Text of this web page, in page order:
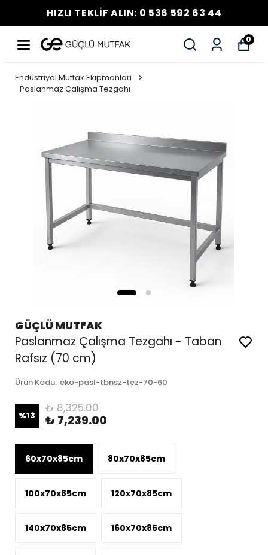
HIZLI TEKLİF ALIN: 0 536 592 63 44
0
Endüstriyel Mutfak Ekipmanları
Paslanmaz Çalışma Tezgahı
GÜÇLÜ MUTFAK
Paslanmaz Çalışma Tezgahı - Taban
Rafsız (70 cm)
Ürün Kodu: eko-pasl-tbnsz-tez-70-60
%13
₺ 8,325.00
₺ 7,239.00
60x70x85cm 80x70x85cm
100x70x85cm 120x70x85cm
140x70x85cm 160x70x85cm